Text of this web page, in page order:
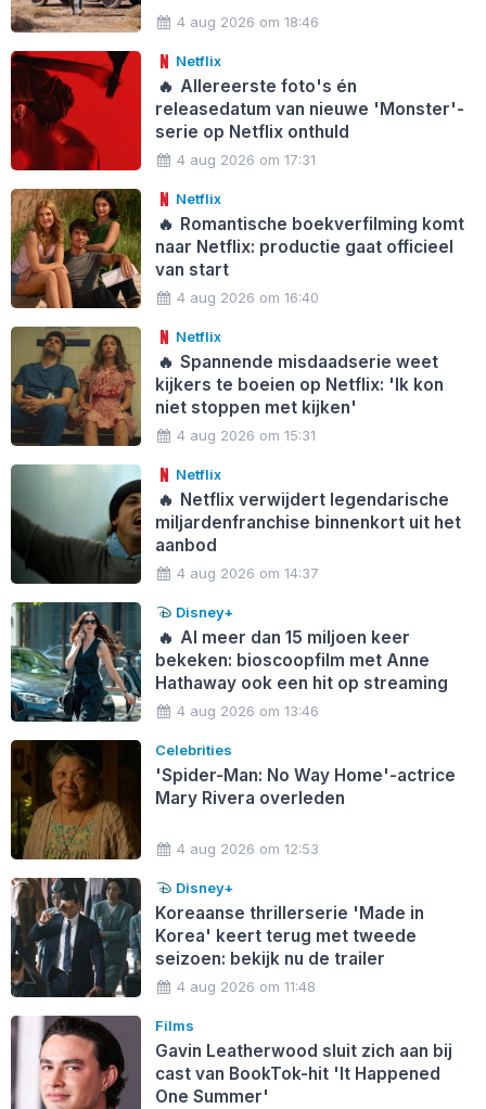
4 aug 2026 om 18:46
Netflix
🔥 Allereerste foto's én
releasedatum van nieuwe 'Monster'-
serie op Netflix onthuld
4 aug 2026 om 17:31
Netflix
🔥 Romantische boekverfilming komt
naar Netflix: productie gaat officieel
van start
4 aug 2026 om 16:40
Netflix
🔥 Spannende misdaadserie weet
kijkers te boeien op Netflix: 'Ik kon
niet stoppen met kijken'
4 aug 2026 om 15:31
Netflix
🔥 Netflix verwijdert legendarische
miljardenfranchise binnenkort uit het
aanbod
4 aug 2026 om 14:37
Disney+
🔥 Al meer dan 15 miljoen keer
bekeken: bioscoopfilm met Anne
Hathaway ook een hit op streaming
4 aug 2026 om 13:46
Celebrities
'Spider-Man: No Way Home'-actrice
Mary Rivera overleden
4 aug 2026 om 12:53
Disney+
Koreaanse thrillerserie 'Made in
Korea' keert terug met tweede
seizoen: bekijk nu de trailer
4 aug 2026 om 11:48
Films
Gavin Leatherwood sluit zich aan bij
cast van BookTok-hit 'It Happened
One Summer'